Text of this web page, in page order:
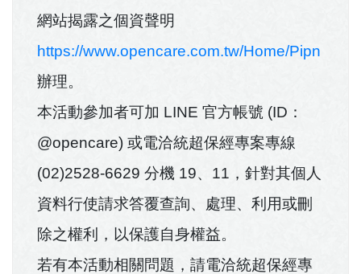
網站揭露之個資聲明
https://www.opencare.com.tw/Home/Pipn
辦理。
本活動參加者可加 LINE 官方帳號 (ID：
@opencare) 或電洽統超保經專案專線
(02)2528-6629 分機 19、11，針對其個人
資料行使請求答覆查詢、處理、利用或刪
除之權利，以保護自身權益。
若有本活動相關問題，請電洽統超保經專